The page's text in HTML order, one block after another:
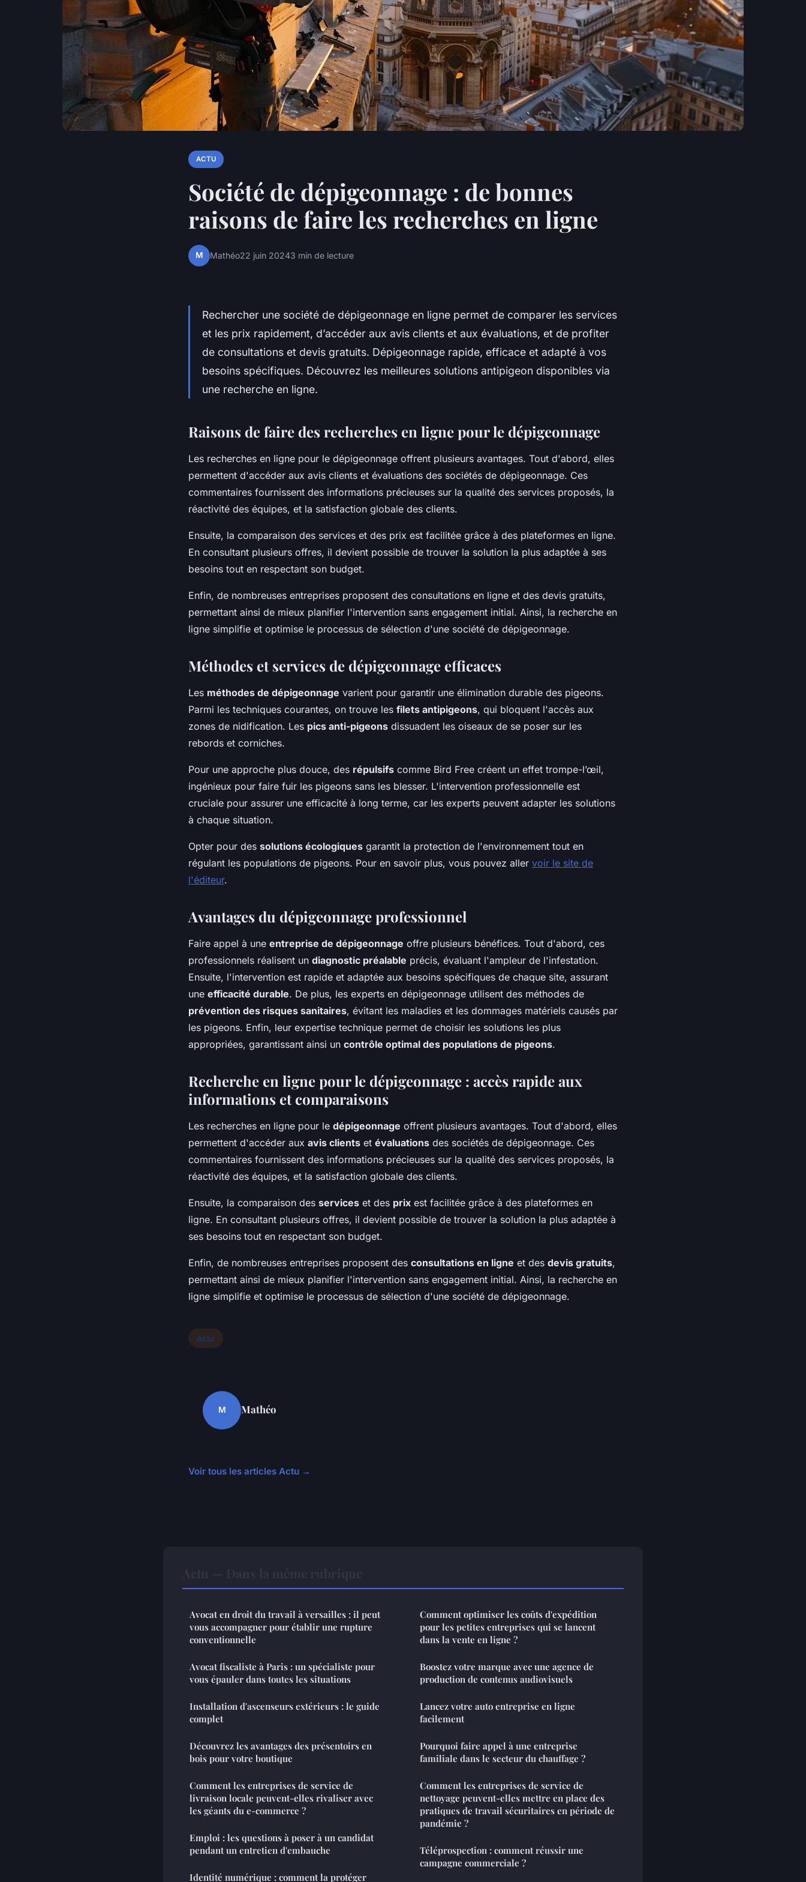
ACTU
Société de dépigeonnage : de bonnes
raisons de faire les recherches en ligne
M Mathéo22 juin 20243 min de lecture
Rechercher une société de dépigeonnage en ligne permet de comparer les services
et les prix rapidement, d’accéder aux avis clients et aux évaluations, et de profiter
de consultations et devis gratuits. Dépigeonnage rapide, efficace et adapté à vos
besoins spécifiques. Découvrez les meilleures solutions antipigeon disponibles via
une recherche en ligne.
Raisons de faire des recherches en ligne pour le dépigeonnage
Les recherches en ligne pour le dépigeonnage offrent plusieurs avantages. Tout d'abord, elles
permettent d'accéder aux avis clients et évaluations des sociétés de dépigeonnage. Ces
commentaires fournissent des informations précieuses sur la qualité des services proposés, la
réactivité des équipes, et la satisfaction globale des clients.
Ensuite, la comparaison des services et des prix est facilitée grâce à des plateformes en ligne.
En consultant plusieurs offres, il devient possible de trouver la solution la plus adaptée à ses
besoins tout en respectant son budget.
Enfin, de nombreuses entreprises proposent des consultations en ligne et des devis gratuits,
permettant ainsi de mieux planifier l'intervention sans engagement initial. Ainsi, la recherche en
ligne simplifie et optimise le processus de sélection d'une société de dépigeonnage.
Méthodes et services de dépigeonnage efficaces
Les méthodes de dépigeonnage varient pour garantir une élimination durable des pigeons.
Parmi les techniques courantes, on trouve les filets antipigeons, qui bloquent l'accès aux
zones de nidification. Les pics anti-pigeons dissuadent les oiseaux de se poser sur les
rebords et corniches.
Pour une approche plus douce, des répulsifs comme Bird Free créent un effet trompe-l’œil,
ingénieux pour faire fuir les pigeons sans les blesser. L'intervention professionnelle est
cruciale pour assurer une efficacité à long terme, car les experts peuvent adapter les solutions
à chaque situation.
Opter pour des solutions écologiques garantit la protection de l'environnement tout en
régulant les populations de pigeons. Pour en savoir plus, vous pouvez aller voir le site de
l'éditeur.
Avantages du dépigeonnage professionnel
Faire appel à une entreprise de dépigeonnage offre plusieurs bénéfices. Tout d'abord, ces
professionnels réalisent un diagnostic préalable précis, évaluant l'ampleur de l'infestation.
Ensuite, l'intervention est rapide et adaptée aux besoins spécifiques de chaque site, assurant
une efficacité durable. De plus, les experts en dépigeonnage utilisent des méthodes de
prévention des risques sanitaires, évitant les maladies et les dommages matériels causés par
les pigeons. Enfin, leur expertise technique permet de choisir les solutions les plus
appropriées, garantissant ainsi un contrôle optimal des populations de pigeons.
Recherche en ligne pour le dépigeonnage : accès rapide aux
informations et comparaisons
Les recherches en ligne pour le dépigeonnage offrent plusieurs avantages. Tout d'abord, elles
permettent d'accéder aux avis clients et évaluations des sociétés de dépigeonnage. Ces
commentaires fournissent des informations précieuses sur la qualité des services proposés, la
réactivité des équipes, et la satisfaction globale des clients.
Ensuite, la comparaison des services et des prix est facilitée grâce à des plateformes en
ligne. En consultant plusieurs offres, il devient possible de trouver la solution la plus adaptée à
ses besoins tout en respectant son budget.
Enfin, de nombreuses entreprises proposent des consultations en ligne et des devis gratuits,
permettant ainsi de mieux planifier l'intervention sans engagement initial. Ainsi, la recherche en
ligne simplifie et optimise le processus de sélection d'une société de dépigeonnage.
Actu
M Mathéo
Voir tous les articles Actu →
Avocat en droit du travail à versailles : il peut
vous accompagner pour établir une rupture
conventionnelle
Avocat fiscaliste à Paris : un spécialiste pour
vous épauler dans toutes les situations
Installation d'ascenseurs extérieurs : le guide
complet
Découvrez les avantages des présentoirs en
bois pour votre boutique
Comment les entreprises de service de
livraison locale peuvent-elles rivaliser avec
les géants du e-commerce ?
Emploi : les questions à poser à un candidat
pendant un entretien d'embauche
Identité numérique : comment la protéger
Comment optimiser les coûts d'expédition
pour les petites entreprises qui se lancent
dans la vente en ligne ?
Boostez votre marque avec une agence de
production de contenus audiovisuels
Lancez votre auto entreprise en ligne
facilement
Pourquoi faire appel à une entreprise
familiale dans le secteur du chauffage ?
Comment les entreprises de service de
nettoyage peuvent-elles mettre en place des
pratiques de travail sécuritaires en période de
pandémie ?
Téléprospection : comment réussir une
campagne commerciale ?